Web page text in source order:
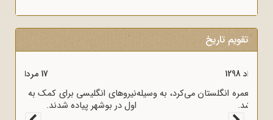
تقویم تاریخ
قرارداد 1919 که عملاً ایران را مستعمره انگلستان می‌کرد، به وسیله
وثوق‌الدوله با انگلیسی‌ها امضا شد.